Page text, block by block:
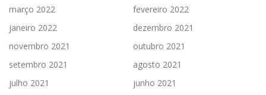
março 2022
fevereiro 2022
janeiro 2022
dezembro 2021
novembro 2021
outubro 2021
setembro 2021
agosto 2021
julho 2021
junho 2021